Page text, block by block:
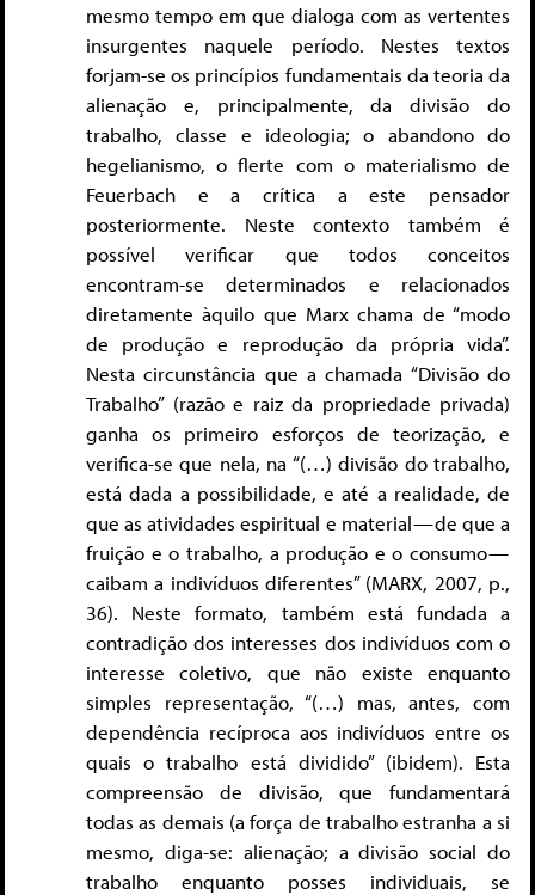
mesmo tempo em que dialoga com as vertentes
insurgentes naquele período. Nestes textos
forjam-se os princípios fundamentais da teoria da
alienação e, principalmente, da divisão do
trabalho, classe e ideologia; o abandono do
hegelianismo, o flerte com o materialismo de
Feuerbach e a crítica a este pensador
posteriormente. Neste contexto também é
possível verificar que todos conceitos
encontram-se determinados e relacionados
diretamente àquilo que Marx chama de “modo
de produção e reprodução da própria vida”.
Nesta circunstância que a chamada “Divisão do
Trabalho” (razão e raiz da propriedade privada)
ganha os primeiro esforços de teorização, e
verifica-se que nela, na “(…) divisão do trabalho,
está dada a possibilidade, e até a realidade, de
que as atividades espiritual e material — de que a
fruição e o trabalho, a produção e o consumo —
caibam a indivíduos diferentes” (MARX, 2007, p.,
36). Neste formato, também está fundada a
contradição dos interesses dos indivíduos com o
interesse coletivo, que não existe enquanto
simples representação, “(…) mas, antes, com
dependência recíproca aos indivíduos entre os
quais o trabalho está dividido” (ibidem). Esta
compreensão de divisão, que fundamentará
todas as demais (a força de trabalho estranha a si
mesmo, diga-se: alienação; a divisão social do
trabalho enquanto posses individuais, se